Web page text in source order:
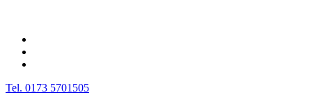
Tel. 0173 5701505